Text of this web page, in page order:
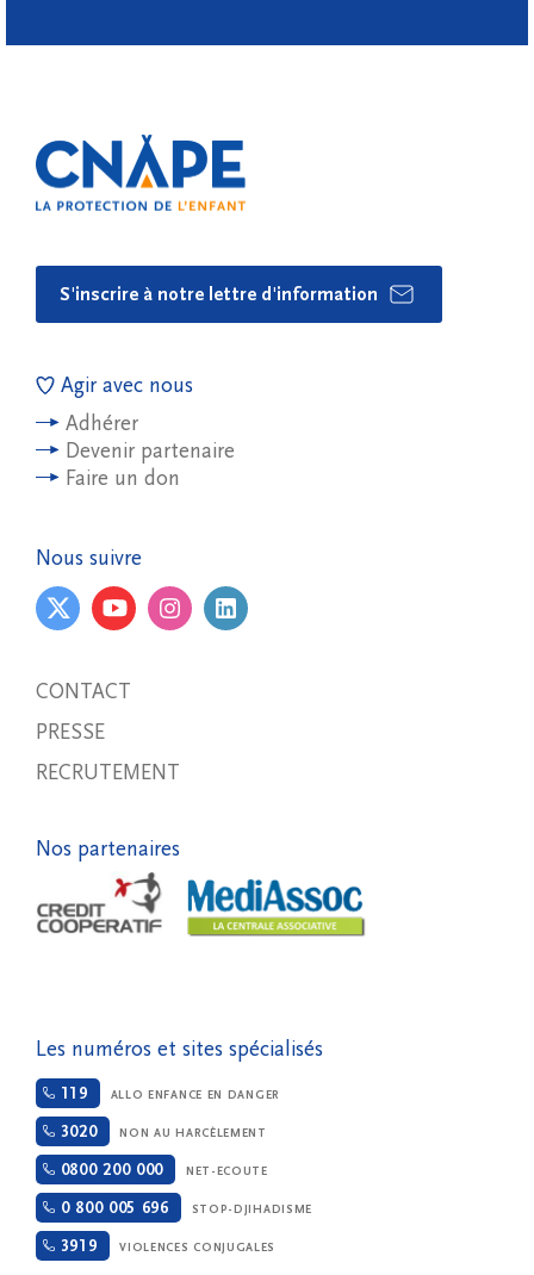
S'inscrire à notre lettre d'information
Agir avec nous
Adhérer
Devenir partenaire
Faire un don
Nous suivre
CONTACT
PRESSE
RECRUTEMENT
Nos partenaires
Les numéros et sites spécialisés
119 ALLO ENFANCE EN DANGER
3020 NON AU HARCÈLEMENT
0800 200 000 NET-ECOUTE
0 800 005 696 STOP-DJIHADISME
3919 VIOLENCES CONJUGALES